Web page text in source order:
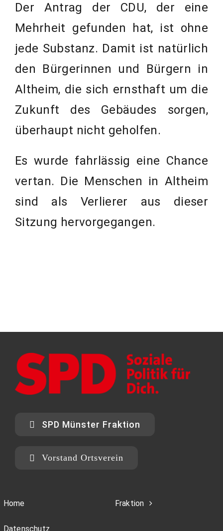
Der Antrag der CDU, der eine
Mehrheit gefunden hat, ist ohne
jede Substanz. Damit ist natürlich
den Bürgerinnen und Bürgern in
Altheim, die sich ernsthaft um die
Zukunft des Gebäudes sorgen,
überhaupt nicht geholfen.
Es wurde fahrlässig eine Chance
vertan. Die Menschen in Altheim
sind als Verlierer aus dieser
Sitzung hervorgegangen.
SPD Münster Fraktion
Vorstand Ortsverein
Home
Datenschutz
Fraktion